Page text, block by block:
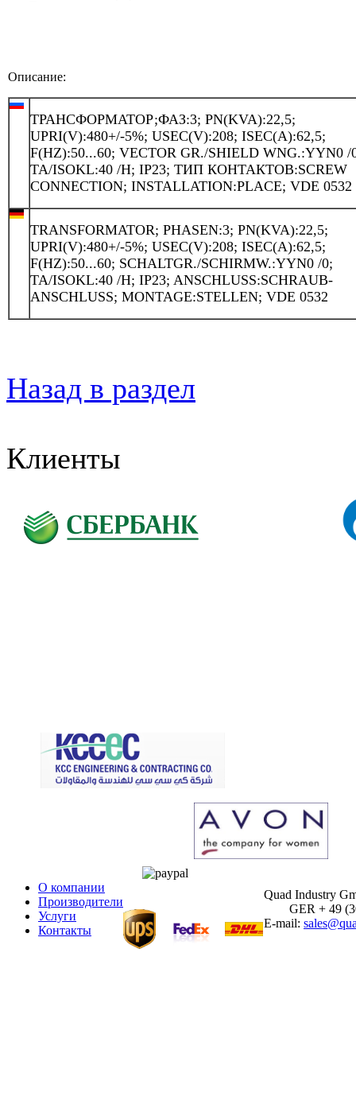
Описание:
ТРАНСФОРМАТОР;ФАЗ:3; PN(KVA):22,5;
UPRI(V):480+/-5%; USEC(V):208; ISEC(A):62,5;
F(HZ):50...60; VECTOR GR./SHIELD WNG.:YYN0 /
TA/ISOKL:40 /H; IP23; ТИП КОНТАКТОВ:SCREW
CONNECTION; INSTALLATION:PLACE; VDE 0532
TRANSFORMATOR; PHASEN:3; PN(KVA):22,5;
UPRI(V):480+/-5%; USEC(V):208; ISEC(A):62,5;
F(HZ):50...60; SCHALTGR./SCHIRMW.:YYN0 /0;
TA/ISOKL:40 /H; IP23; ANSCHLUSS:SCHRAUB-
ANSCHLUSS; MONTAGE:STELLEN; VDE 0532
Назад в раздел
Клиенты
О компании
Производители
Услуги
Контакты
Quad Industry
GER + 49
E-mail: